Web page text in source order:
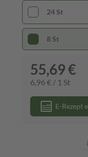
24 St
8 St
55,69 €
6,96 € / 1 St
E-Rezept